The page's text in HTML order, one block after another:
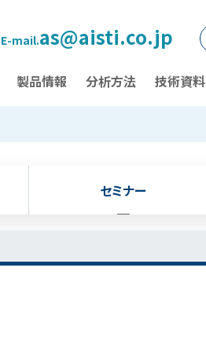
E-mail.as@aisti.co.jp
製品情報 分析方法 技術資料
セミナー